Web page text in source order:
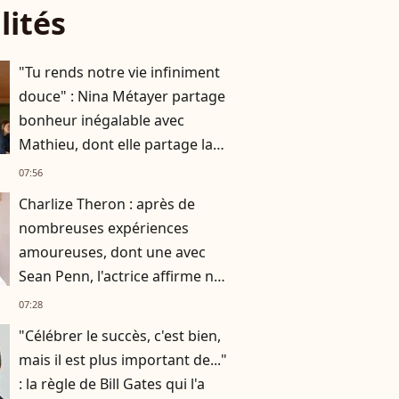
"Tu rends notre vie infiniment
douce" : Nina Métayer partage
bonheur inégalable avec
Mathieu, dont elle partage la
vie depuis 10 ans
07:56
Charlize Theron : après de
nombreuses expériences
amoureuses, dont une avec
Sean Penn, l'actrice affirme ne
plus vouloir "vivre avec
07:28
"Célébrer le succès, c'est bien,
mais il est plus important de..."
: la règle de Bill Gates qui l'a